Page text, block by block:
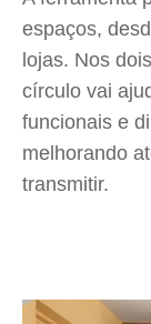
espaços,
lojas. Nos
círculo vai
funcionais e
melhorando
transmitir.